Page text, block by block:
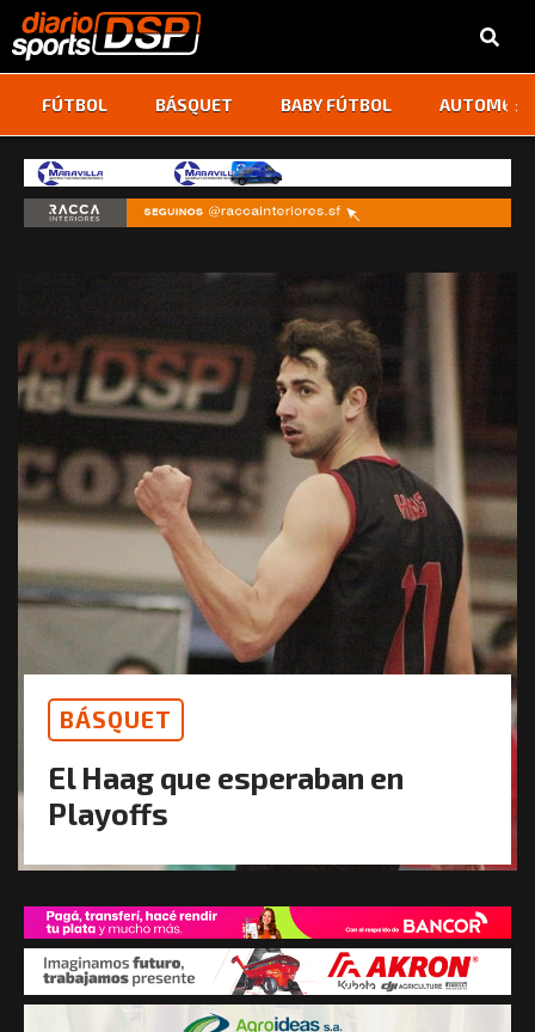
FÚTBOL BÁSQUET BABY FÚTBOL ‹ ›
BÁSQUET
El Haag que esperaban en
Playoffs